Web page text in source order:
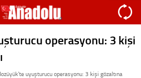
operasyonu: 3 kişi
uyuşturucu operasyonu: 3 kişi gözaltına